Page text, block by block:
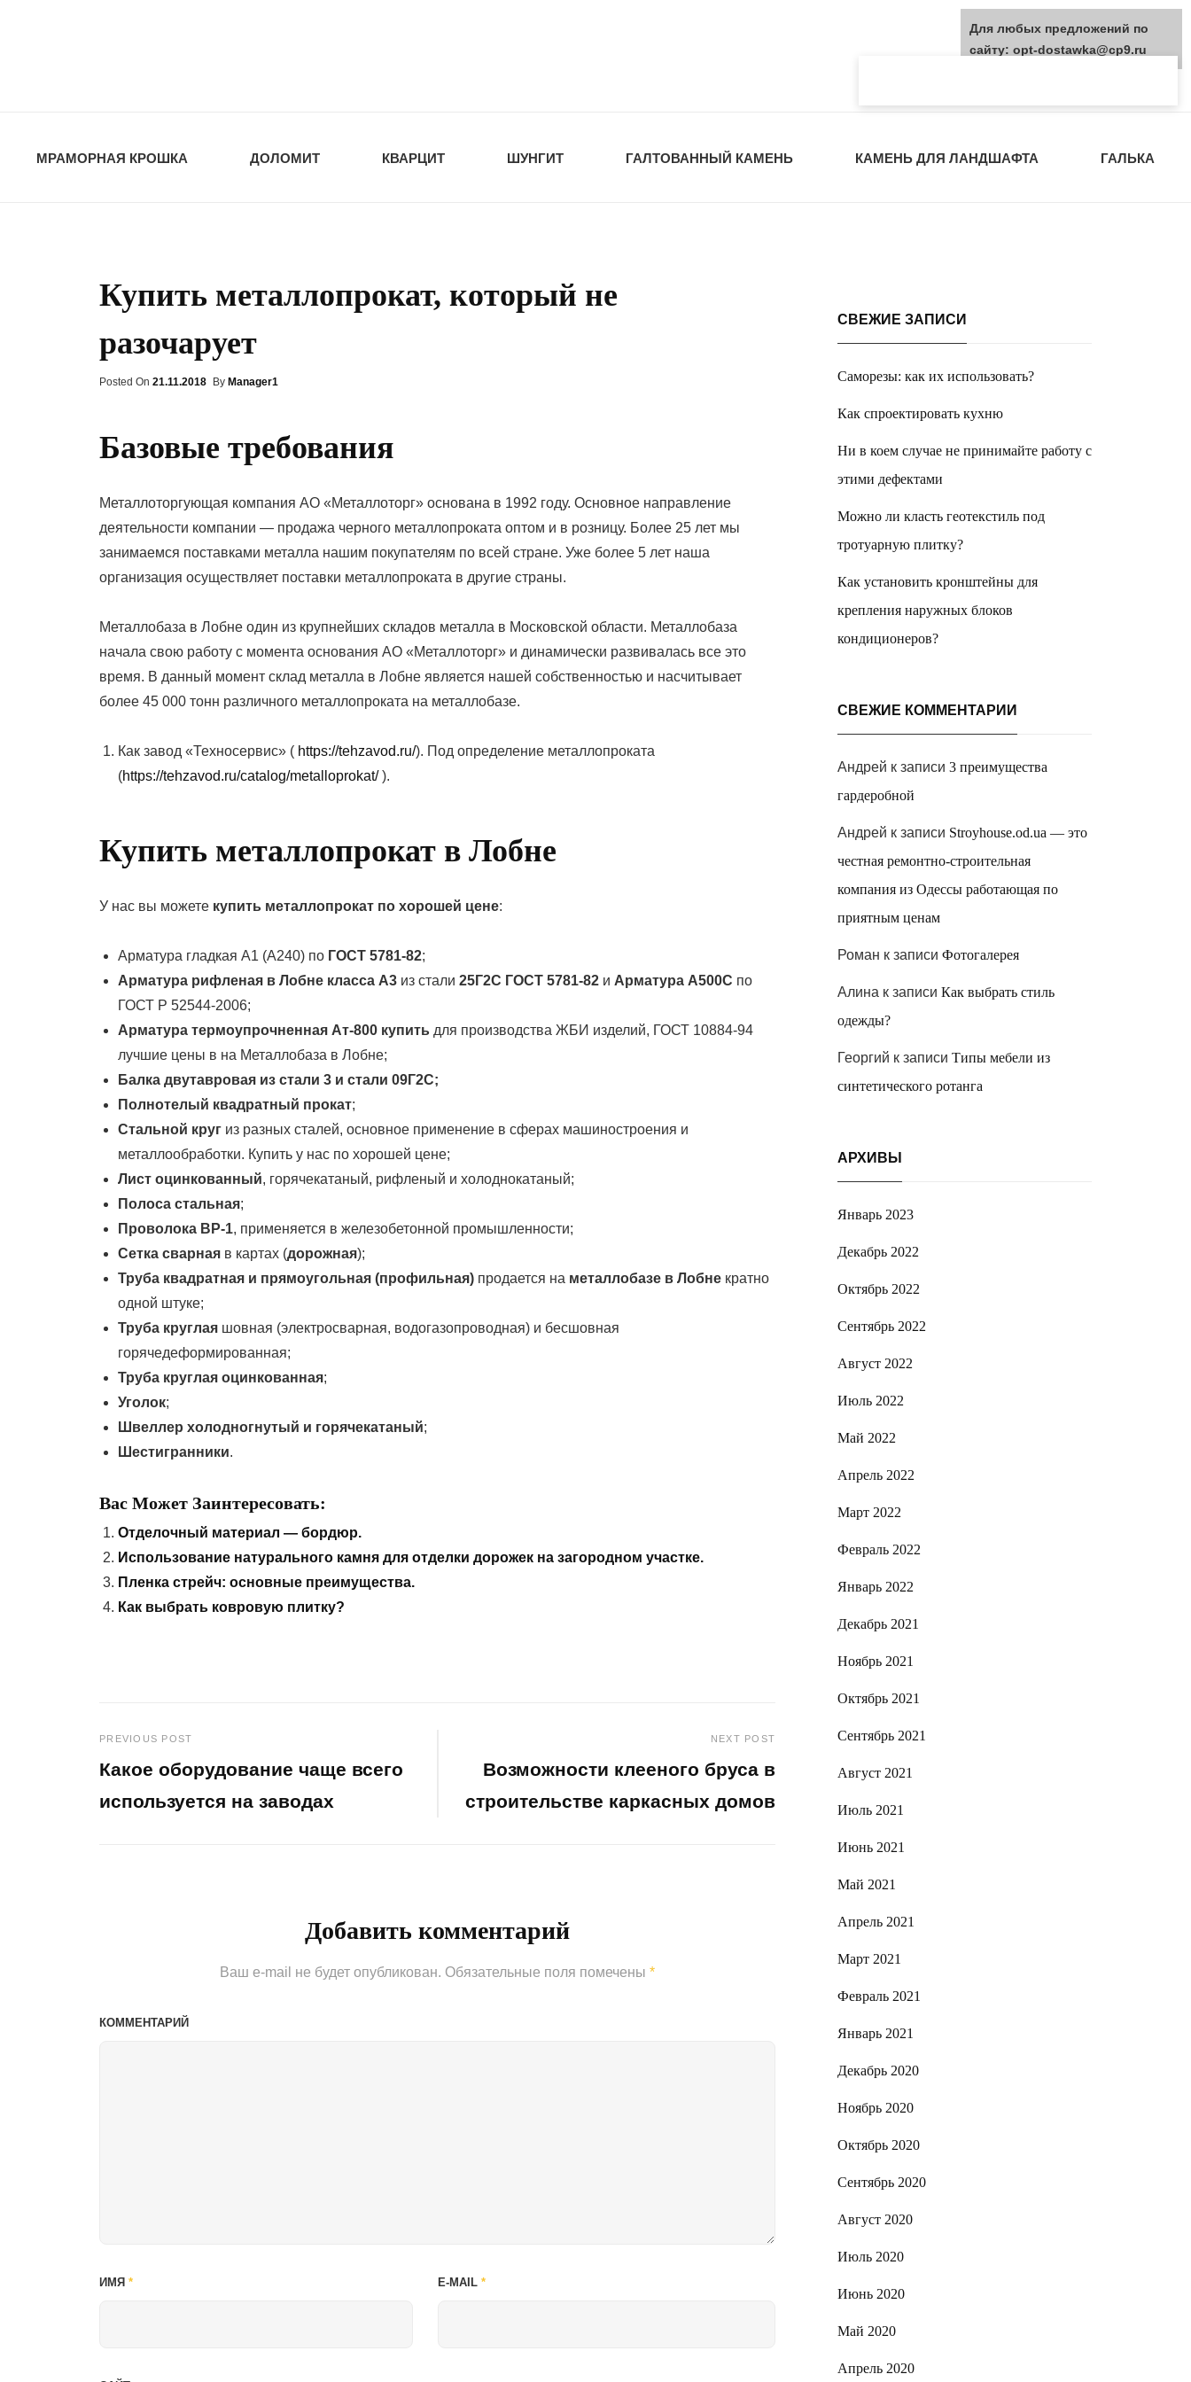
МРАМОРНАЯ КРОШКА ДОЛОМИТ КВАРЦИТ ШУНГИТ ГАЛТОВАННЫЙ КАМЕНЬ КАМЕНЬ ДЛЯ ЛАНДШАФТА ГАЛЬКА
Купить металлопрокат, который не
разочарует
Posted On Posted
21.11.2018 By Manager1
Базовые требования
Металлоторгующая компания АО «Металлоторг» основана в 1992 году. Основное направление
деятельности компании — продажа черного металлопроката оптом и в розницу. Более 25 лет мы
занимаемся поставками металла нашим покупателям по всей стране. Уже более 5 лет наша
организация осуществляет поставки металлопроката в другие страны.
Металлобаза в Лобне один из крупнейших складов металла в Московской области. Металлобаза
начала свою работу с момента основания АО «Металлоторг» и динамически развивалась все это
время. В данный момент склад металла в Лобне является нашей собственностью и насчитывает
более 45 000 тонн различного металлопроката на металлобазе.
Как завод «Техносервис» ( https://tehzavod.ru/). Под определение металлопроката
(https://tehzavod.ru/catalog/metalloprokat/).
Купить металлопрокат в Лобне
У нас вы можете купить металлопрокат по хорошей цене:
Арматура гладкая А1 (А240) по ГОСТ 5781-82;
Арматура рифленая в Лобне класса А3 из стали 25Г2С ГОСТ 5781-82 и Арматура А500С по
ГОСТ Р 52544-2006;
Арматура термоупрочненная Ат-800 купить для производства ЖБИ изделий, ГОСТ 10884-94
лучшие цены в на Металлобаза в Лобне;
Балка двутавровая из стали 3 и стали 09Г2С;
Полнотелый квадратный прокат;
Стальной круг из разных сталей, основное применение в сферах машиностроения и
металлообработки. Купить у нас по хорошей цене;
Лист оцинкованный, горячекатаный, рифленый и холоднокатаный;
Полоса стальная;
Проволока ВР-1, применяется в железобетонной промышленности;
Сетка сварная в картах (дорожная);
Труба квадратная и прямоугольная (профильная) продается на металлобазе в Лобне кратно
одной штуке;
Труба круглая шовная (электросварная, водогазопроводная) и бесшовная
горячедеформированная;
Труба круглая оцинкованная;
Уголок;
Швеллер холодногнутый и горячекатаный;
Шестигранники.
Вас Может Заинтересовать:
Отделочный материал — бордюр.
Использование натурального камня для отделки дорожек на загородном участке.
Пленка стрейч: основные преимущества.
Как выбрать ковровую плитку?
Навигация
по
PREVIOUS POST
Какое оборудование чаще всего
используется на заводах
NEXT POST
Возможности клееного бруса в
строительстве каркасных домов
Добавить комментарий
Ваш e-mail не будет опубликован. Обязательные поля помечены *
КОММЕНТАРИЙ
ИМЯ * E-MAIL *
СВЕЖИЕ ЗАПИСИ
Саморезы: как их использовать?
Как спроектировать кухню
Ни в коем случае не принимайте работу с
этими дефектами
Можно ли класть геотекстиль под
тротуарную плитку?
Как установить кронштейны для
крепления наружных блоков
кондиционеров?
СВЕЖИЕ КОММЕНТАРИИ
Андрей к записи 3 преимущества
гардеробной
Андрей к записи Stroyhouse.od.ua — это
честная ремонтно-строительная
компания из Одессы работающая по
приятным ценам
Роман к записи Фотогалерея
Алина к записи Как выбрать стиль
одежды?
Георгий к записи Типы мебели из
синтетического ротанга
АРХИВЫ
Январь 2023
Декабрь 2022
Октябрь 2022
Сентябрь 2022
Август 2022
Июль 2022
Май 2022
Апрель 2022
Март 2022
Февраль 2022
Январь 2022
Декабрь 2021
Ноябрь 2021
Октябрь 2021
Сентябрь 2021
Август 2021
Июль 2021
Июнь 2021
Май 2021
Апрель 2021
Март 2021
Февраль 2021
Январь 2021
Декабрь 2020
Ноябрь 2020
Октябрь 2020
Сентябрь 2020
Август 2020
Июль 2020
Июнь 2020
Май 2020
Апрель 2020
Для любых предложений по
сайту: opt-dostawka@cp9.ru